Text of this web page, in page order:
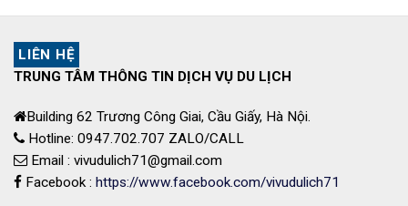
LIÊN HỆ
TRUNG TÂM THÔNG TIN DỊCH VỤ DU LỊCH
Building 62 Trương Công Giai, Cầu Giấy, Hà Nội.
Hotline: 0947.702.707 ZALO/CALL
Email : vivudulich71@gmail.com
Facebook : https://www.facebook.com/vivudulich71